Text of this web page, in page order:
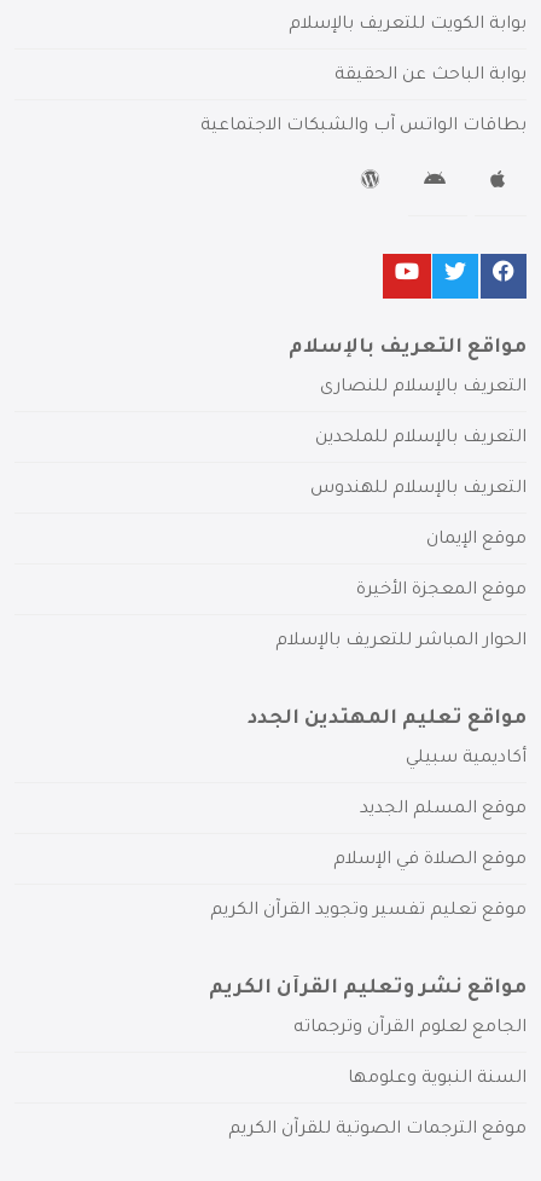
بوابة الكويت للتعريف بالإسلام
بوابة الباحث عن الحقيقة
بطاقات الواتس آب والشبكات الاجتماعية
مواقع التعريف بالإسلام
التعريف بالإسلام للنصارى
التعريف بالإسلام للملحدين
التعريف بالإسلام للهندوس
موقع الإيمان
موقع المعجزة الأخيرة
الحوار المباشر للتعريف بالإسلام
مواقع تعليم المهتدين الجدد
أكاديمية سبيلي
موقع المسلم الجديد
موقع الصلاة في الإسلام
موقع تعليم تفسير وتجويد القرآن الكريم
مواقع نشر وتعليم القرآن الكريم
الجامع لعلوم القرآن وترجماته
السنة النبوية وعلومها
موقع الترجمات الصوتية للقرآن الكريم